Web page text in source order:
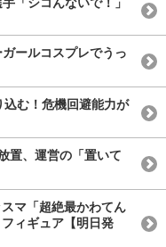
「シコんないで！」
ールコスプレでうっ
込む！危機回避能力が
置、運営の「置いて
マ「超絶最かわてん
ィギュア【明日発